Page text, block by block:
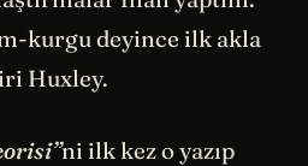
kurgu deyince ilk akla
Huxley.
ni ilk kez o yazıp